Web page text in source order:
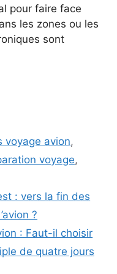
pour faire face
les zones ou les
sont
voyage avion,
voyage,
: vers la fin des
?
: Faut-il choisir
de quatre jours